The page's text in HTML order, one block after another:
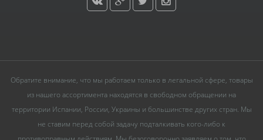
Обратите внимание, что мы работаем только в легальной сфере, товары
из нашего ассортимента находятся в свободном обращении на
территории Испании, России, Украины и большинстве других стран. Мы
не ставим перед собой задачу подталкивать кого-либо к